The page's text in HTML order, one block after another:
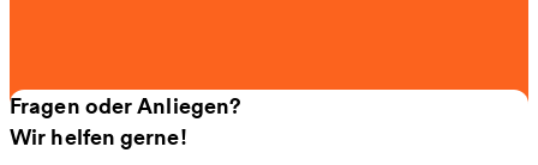
Fragen oder Anliegen?
Wir helfen gerne!